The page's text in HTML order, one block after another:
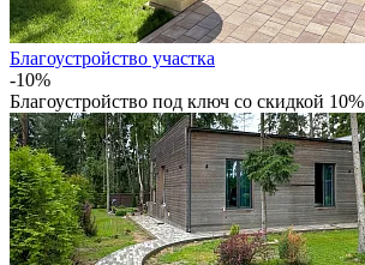
Благоустройство участка
-10%
Благоустройство под ключ со скидкой 10%